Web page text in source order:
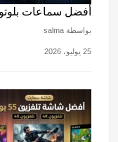
أفضل سماعات
بواسطة salma
25 يوليو، 2026